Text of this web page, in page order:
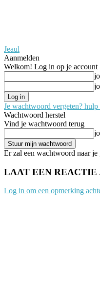
Jeaul
Aanmelden
Welkom! Log in op je account
Je wachtwoord vergeten?
Wachtwoord herstel
Vind je wachtwoord terug
Er zal een wachtwoord naar
LAAT EEN REACTIE
Log in om een opmerking